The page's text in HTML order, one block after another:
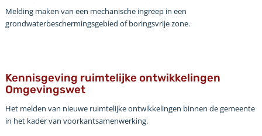
Melding maken van een mechanische ingreep in een
grondwaterbeschermingsgebied of boringsvrije zone.
Kennisgeving ruimtelijke ontwikkelingen
Omgevingswet
Het melden van nieuwe ruimtelijke ontwikkelingen binnen de gemeente
in het kader van voorkantsamenwerking.